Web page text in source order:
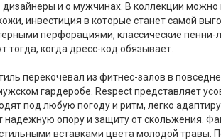
дизайнеры и о мужчинах. В коллекции можно
инвестиция в которые станет самой
перфорациями, классические
тогда, когда дресс-код обязывает.
перекочевал из фитнес-залов в
гардеробе. Respect представляет
под любую погоду и ритм, легко
надежную опору и защиту от скольжения.
вставками цвета молодой травы.